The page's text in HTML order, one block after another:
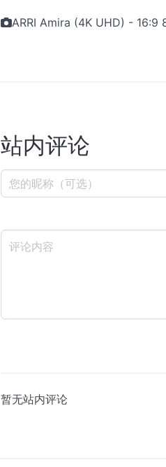
ARRI Amira (4K UHD) - 16:9
站内评论
暂无站内评论